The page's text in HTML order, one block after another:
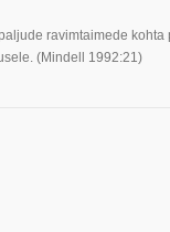
ravimtaimede
(Mindell 1992:21)